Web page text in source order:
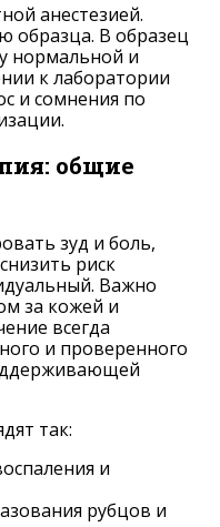
анестезией.
образца. В образец
нормальной и
к лаборатории
и сомнения по
общие
зуд и боль,
риск
Важно
за кожей и
всегда
и проверенного
так:
и
рубцов и